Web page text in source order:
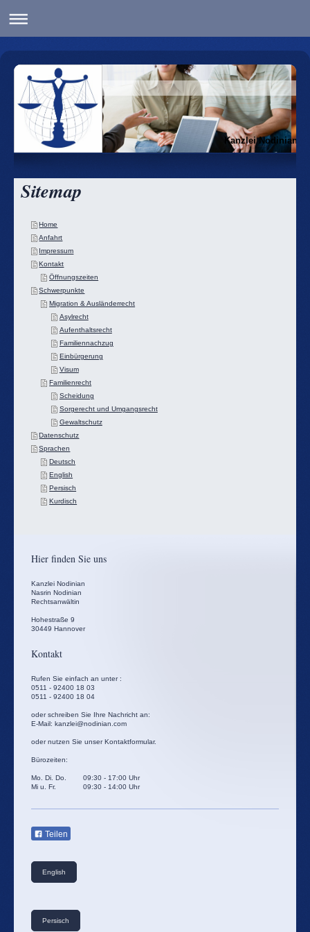
Kanzlei Nodinian
Sitemap
Home
Anfahrt
Impressum
Kontakt
Öffnungszeiten
Schwerpunkte
Migration & Ausländerrecht
Asylrecht
Aufenthaltsrecht
Familiennachzug
Einbürgerung
Visum
Familienrecht
Scheidung
Sorgerecht und Umgangsrecht
Gewaltschutz
Datenschutz
Sprachen
Deutsch
English
Persisch
Kurdisch
Hier finden Sie uns
Kanzlei Nodinian
Nasrin Nodinian
Rechtsanwältin
Hohestraße 9
30449 Hannover
Kontakt
Rufen Sie einfach an unter :
0511 - 92400 18 03
0511 - 92400 18 04
oder schreiben Sie Ihre Nachricht an:
E-Mail: kanzlei@nodinian.com
oder nutzen Sie unser Kontaktformular.
Bürozeiten:
Mo. Di. Do. 09:30 - 17:00 Uhr
Mi u. Fr. 09:30 - 14:00 Uhr
Teilen
English
Persisch